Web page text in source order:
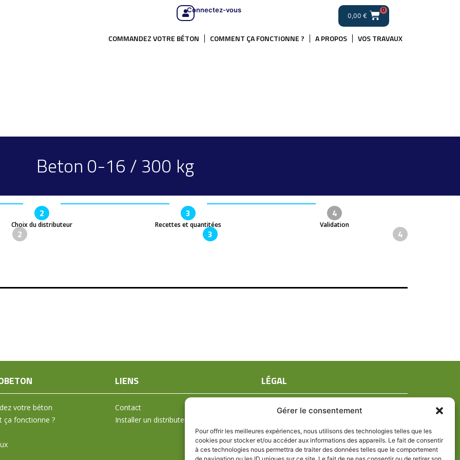
Gérer le consentement
Pour offrir les meilleures expériences, nous utilisons des technologies telles que les
cookies pour stocker et/ou accéder aux informations des appareils. Le fait de consentir
à ces technologies nous permettra de traiter des données telles que le comportement
Connectez-vous
0,00 €
0
COMMANDEZ VOTRE BÉTON COMMENT ÇA FONCTIONNE ? A PROPOS VOS TRAVAUX
Beton 0-16 / 300 kg
2
Choix du distributeur
3
Recettes et quantitées
4
Validation
2 3 4
votre béton
ça fonctionne ?
LIENS
Contact
Installer un distributeur
LÉGAL
Mentions légales
Politique de confidentialité
Politique de cookies (UE)